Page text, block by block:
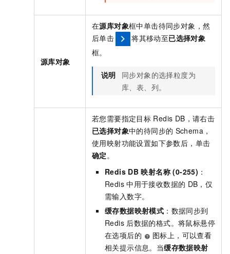
源库对象
在源库对象框中单击待同步对象，然
后单击
将其移动至已选择对象
框。
说明
同步对象的选择粒度为
库、表、列。
若您需要指定目标 Redis DB，请右击
已选择对象中的待同步的 Schema，
使用映射功能设置如下参数后，单击
确定 。
Redis DB 映射名称 (0-255) ：
Redis 中用于接收数据的 DB，仅
需输入数字。
缓存数据映射模式 ：数据同步到
Redis 后数据的格式。将鼠标悬停
在选项后的
图标上，可以查看
相关提示信息。当缓存数据映射